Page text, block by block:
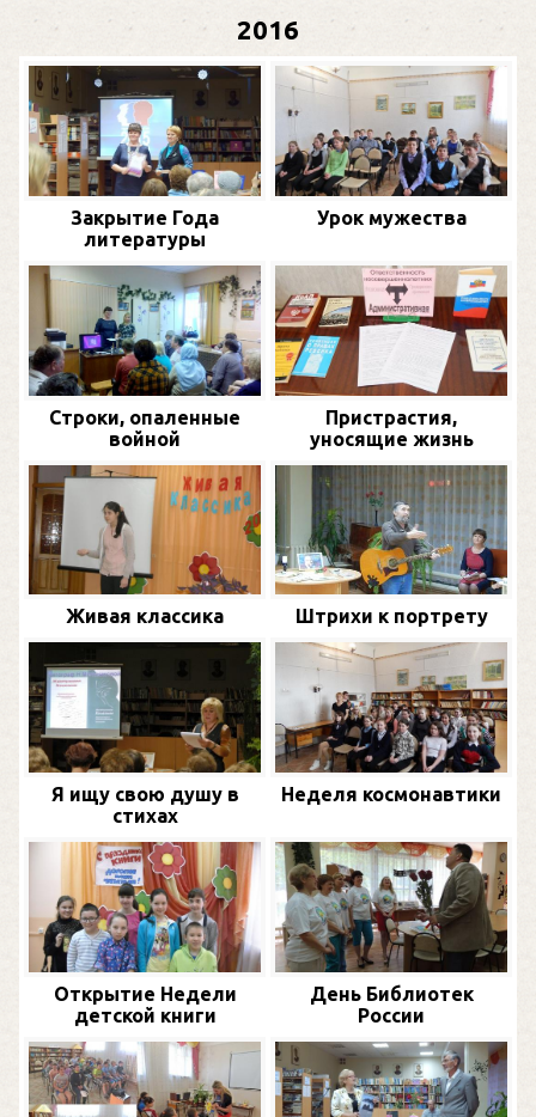
2016
Закрытие Года
литературы
Урок мужества
Строки, опаленные
войной
Пристрастия,
уносящие жизнь
Живая классика Штрихи к портрету
Я ищу свою душу в
стихах
Неделя космонавтики
Открытие Недели
детской книги
День Библиотек
России